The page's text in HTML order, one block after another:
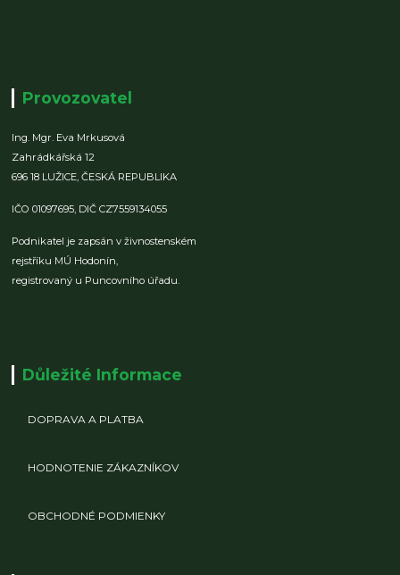
Provozovatel
Ing. Mgr. Eva Mrkusová
Zahrádkářská 12
696 18 LUŽICE,ČESKÁ REPUBLIKA
IČO 01097695, DIČ CZ7559134055
Podnikatel je zapsán v živnostenském
rejstříku MÚ Hodonín,
registrovaný u Puncovního úřadu.
Důležité Informace
DOPRAVA A PLATBA
HODNOTENIE ZÁKAZNÍKOV
OBCHODNÉ PODMIENKY